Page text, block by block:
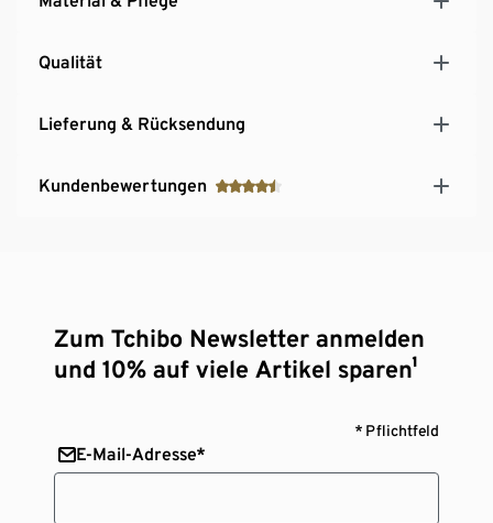
Qualität
Lieferung & Rücksendung
Kundenbewertungen
Zum Tchibo Newsletter anmelden
und 10% auf viele Artikel sparen¹
* Pflichtfeld
E-Mail-Adresse*